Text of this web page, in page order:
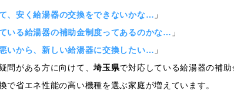
、安く給湯器の交換をできないかな… 」
いる給湯器の補助金制度ってあるのかな… 」
いから、新しい給湯器に交換したい… 」
問がある方に向けて、埼玉県で対応している給湯器の補助
で省エネ性能の高い機種を選ぶ家庭が増えています。